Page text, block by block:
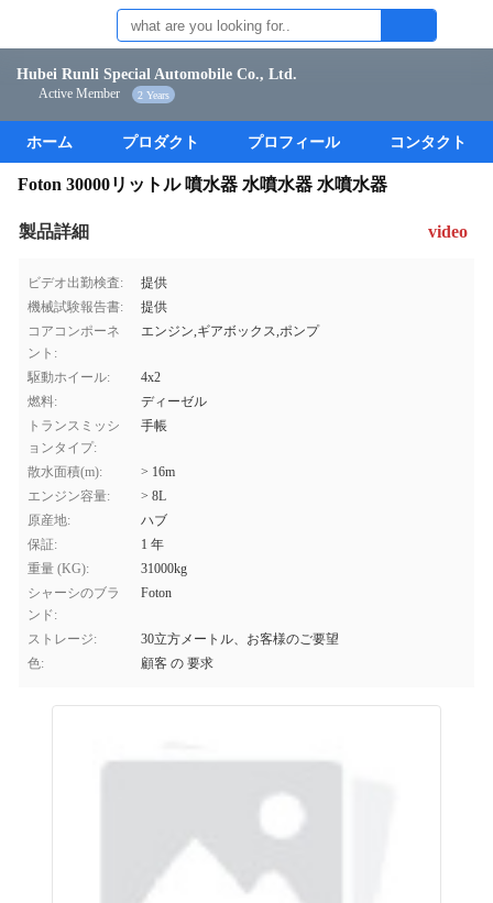
Hubei Runli Special Automobile Co., Ltd.
Active Member 2 Years
ホーム プロダクト プロフィール コンタクト
Foton 30000リットル 噴水器 水噴水器 水噴水器
製品詳細 video
ビデオ出勤検査:
提供
機械試験報告書:
提供
コアコンポーネ
ント:
エンジン,ギアボックス,ポンプ
駆動ホイール:
4x2
燃料:
ディーゼル
トランスミッシ
ョンタイプ:
手帳
散水面積(m):
> 16m
エンジン容量:
> 8L
原産地:
ハブ
保証:
1 年
重量 (KG):
31000kg
シャーシのブラ
ンド:
Foton
ストレージ:
30立方メートル、お客様のご要望
色:
顧客 の 要求